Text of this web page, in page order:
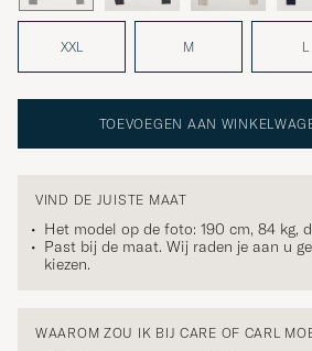
XXL M L
TOEVOEGEN AAN
VIND DE JUISTE MAAT
Het model op de foto: 190 cm, 84 kg,
Past bij de maat. Wij raden je aan u
kiezen.
WAAROM ZOU IK BIJ CARE OF CARL